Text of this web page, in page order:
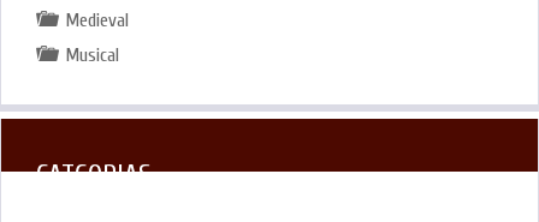
Medieval
Musical
CATGORIAS